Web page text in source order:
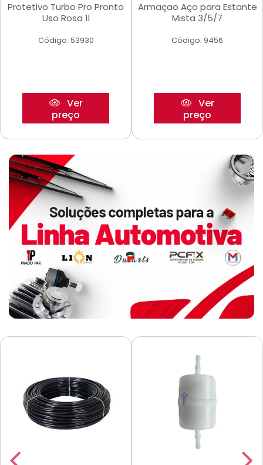
Protetivo Turbo Pro Pronto
Uso Rosa 1l
Código: 53930
Ver
preço
Armaçao Aço para Estante
Mista 3/5/7
Código: 9456
Ver
preço